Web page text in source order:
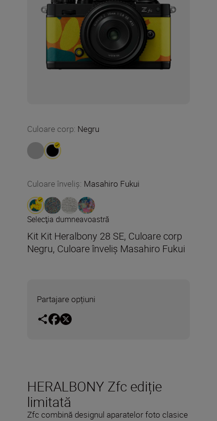
Culoare corp: Negru
Culoare înveliș: Masahiro Fukui
Selecţia dumneavoastră
Kit Kit Heralbony 28 SE, Culoare corp
Negru, Culoare înveliș Masahiro Fukui
Partajare opțiuni
HERALBONY Zfc ediție
limitată
Zfc combină designul aparatelor foto clasice